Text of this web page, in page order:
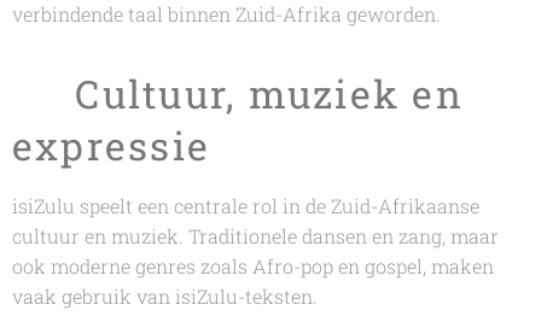
verbindende taal binnen Zuid-Afrika geworden.
🎶 Cultuur, muziek en
expressie
isiZulu speelt een centrale rol in de Zuid-Afrikaanse
cultuur en muziek. Traditionele dansen en zang, maar
ook moderne genres zoals Afro-pop en gospel, maken
vaak gebruik van isiZulu-teksten.